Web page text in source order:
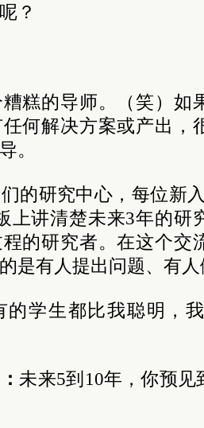
？
糕的导师。（笑）如
何解决方案或产出，
。
的研究中心，每位新
上讲清楚未来3年的研
的研究者。在这个交
是有人提出问题、有
的学生都比我聪明，
未来5到10年，你预